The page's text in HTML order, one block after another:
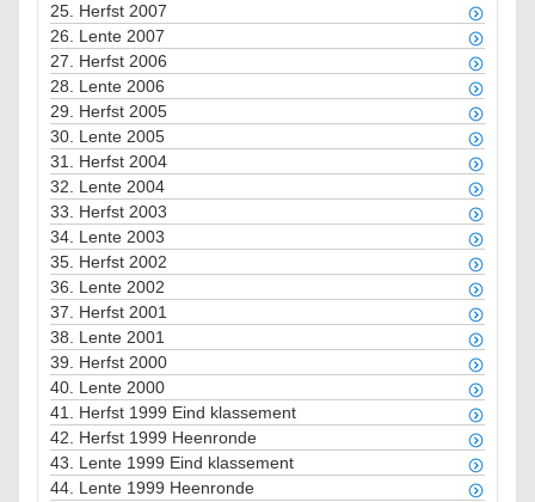
25. Herfst 2007
26. Lente 2007
27. Herfst 2006
28. Lente 2006
29. Herfst 2005
30. Lente 2005
31. Herfst 2004
32. Lente 2004
33. Herfst 2003
34. Lente 2003
35. Herfst 2002
36. Lente 2002
37. Herfst 2001
38. Lente 2001
39. Herfst 2000
40. Lente 2000
41. Herfst 1999 Eind klassement
42. Herfst 1999 Heenronde
43. Lente 1999 Eind klassement
44. Lente 1999 Heenronde